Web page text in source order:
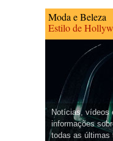
Moda e Beleza
Estilo de
Notícias, vídeos
informações
todas as últimas